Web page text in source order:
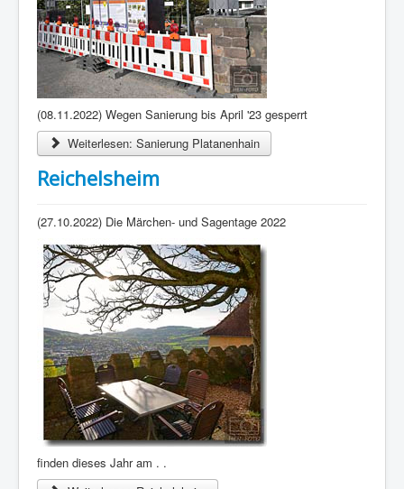
(08.11.2022) Wegen Sanierung bis April '23 gesperrt
Weiterlesen: Sanierung Platanenhain
Reichelsheim
(27.10.2022) Die Märchen- und Sagentage 2022
finden dieses Jahr am . .